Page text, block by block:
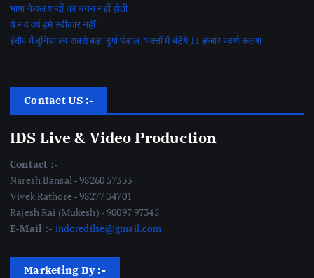
भाषा केवल शब्दों का चयन नहीं होती
ये नव वर्ष हमे स्वीकार नहीं
इंदौर में दुनिया का सबसे बड़ा दुर्गा पंडाल, भक्तों में बंटेंगे 11 हजार स्वर्ण कलश
Contact US :-
IDS Live & Video Production
Contact :-
Naresh Bansal - 98260 57333
Vivek Rathore - 98277 34701
Rajesh Rai (Mukesh) - 90097 97345
E-Mail :- indoredilse@gmail.com
Marketing By :-